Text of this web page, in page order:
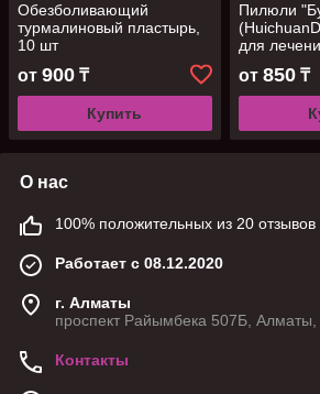
Обезболивающий
турмалиновый пластырь,
10 шт
от 900 ₸
Купить
Пилюли
для
от 850₸
О нас
100% положительных из 20 отзывов
Работает с 08.12.2020
г. Алматы
проспект Райымбека 507Б, Алматы,
Контакты